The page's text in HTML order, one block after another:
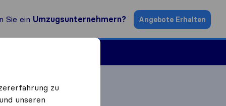
Sie ein Umzugsunternehmern? Angebote Erhalten
zu
unseren